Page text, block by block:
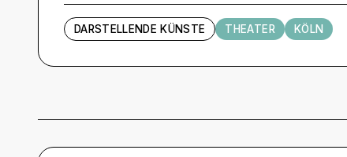
DARSTELLENDE KÜNSTE THEATER KÖLN
Termine und Tickets